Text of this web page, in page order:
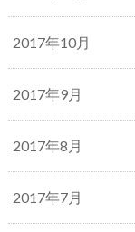
2017年10月
2017年9月
2017年8月
2017年7月